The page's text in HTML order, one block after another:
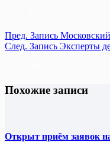
Пред. Запись
След. Запись Эксперты
Похожие записи
Открыт приём заявок